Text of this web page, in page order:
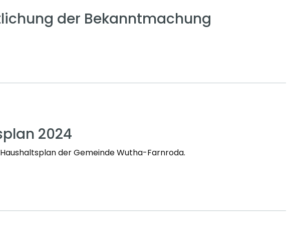
der Bekanntmachung
2024
der Gemeinde Wutha-Farnroda.